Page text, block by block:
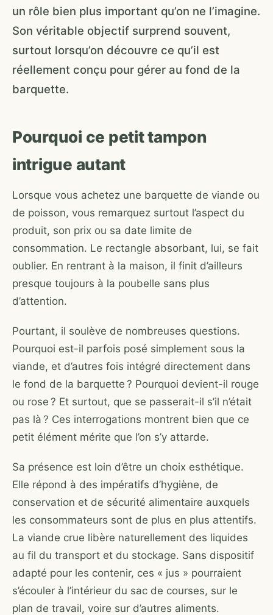
un rôle bien plus important qu’on ne l’imagine.
Son véritable objectif surprend souvent,
surtout lorsqu’on découvre ce qu’il est
réellement conçu pour gérer au fond de la
barquette.
Pourquoi ce petit tampon
intrigue autant
Lorsque vous achetez une barquette de viande ou
de poisson, vous remarquez surtout l’aspect du
produit, son prix ou sa date limite de
consommation. Le rectangle absorbant, lui, se fait
oublier. En rentrant à la maison, il finit d’ailleurs
presque toujours à la poubelle sans plus
d’attention.
Pourtant, il soulève de nombreuses questions.
Pourquoi est-il parfois posé simplement sous la
viande, et d’autres fois intégré directement dans
le fond de la barquette ? Pourquoi devient-il rouge
ou rose ? Et surtout, que se passerait-il s’il n’était
pas là ? Ces interrogations montrent bien que ce
petit élément mérite que l’on s’y attarde.
Sa présence est loin d’être un choix esthétique.
Elle répond à des impératifs d’hygiène, de
conservation et de sécurité alimentaire auxquels
les consommateurs sont de plus en plus attentifs.
La viande crue libère naturellement des liquides
au fil du transport et du stockage. Sans dispositif
adapté pour les contenir, ces « jus » pourraient
s’écouler à l’intérieur du sac de courses, sur le
plan de travail, voire sur d’autres aliments.